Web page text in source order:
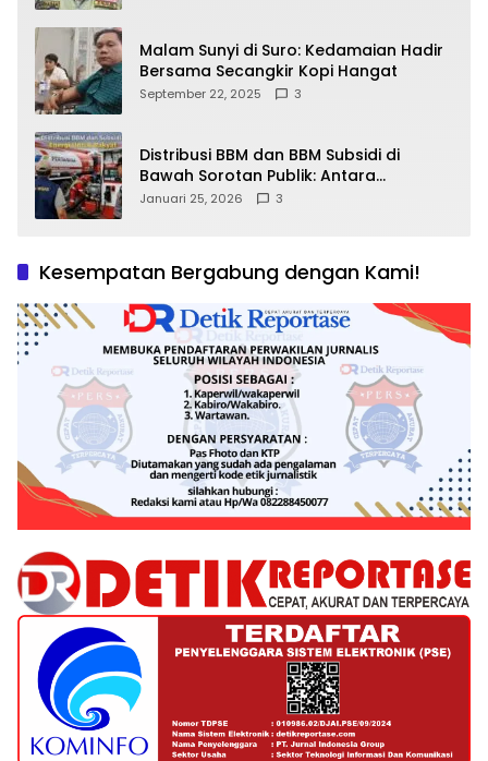
Malam Sunyi di Suro: Kedamaian Hadir
Bersama Secangkir Kopi Hangat
September 22, 2025 3
Distribusi BBM dan BBM Subsidi di
Bawah Sorotan Publik: Antara
Kepentingan Negara, Hak Konsumen,
Januari 25, 2026 3
Kesempatan Bergabung dengan Kami!